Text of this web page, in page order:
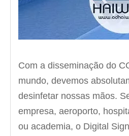
Com a disseminação do
mundo, devemos
desinfetar nossas mãos.
empresa, aeroporto,
ou academia, o Digital